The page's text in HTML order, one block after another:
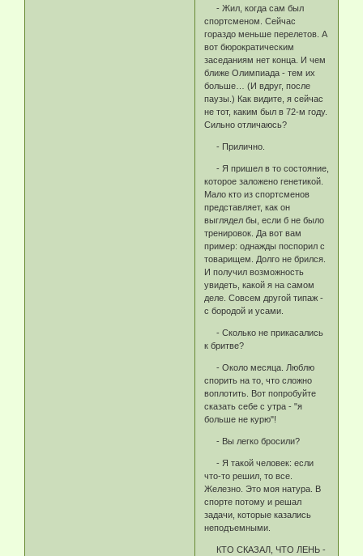
- Жил, когда сам был
спортсменом. Сейчас
гораздо меньше перелетов. А
вот бюрократическим
заседаниям нет конца. И чем
ближе Олимпиада - тем их
больше… (И вдруг, после
паузы.) Как видите, я сейчас
не тот, каким был в 72-м году.
Сильно отличаюсь?
- Прилично.
- Я пришел в то состояние,
которое заложено генетикой.
Мало кто из спортсменов
представляет, как он
выглядел бы, если б не было
тренировок. Да вот вам
пример: однажды поспорил с
товарищем. Долго не брился.
И получил возможность
увидеть, какой я на самом
деле. Совсем другой типаж -
с бородой и усами.
- Сколько не прикасались
к бритве?
- Около месяца. Люблю
спорить на то, что сложно
воплотить. Вот попробуйте
сказать себе с утра - "я
больше не курю"!
- Вы легко бросили?
- Я такой человек: если
что-то решил, то все.
Железно. Это моя натура. В
спорте потому и решал
задачи, которые казались
неподъемными.
КТО СКАЗАЛ, ЧТО ЛЕНЬ -